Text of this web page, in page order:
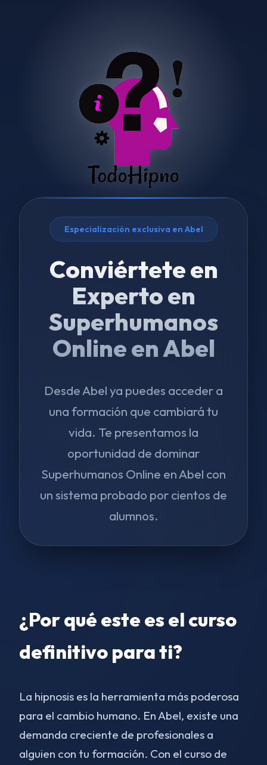
Especialización exclusiva en Abel
Conviértete en
Experto en
Superhumanos
Online en Abel
Desde Abel ya puedes acceder a
una formación que cambiará tu
vida. Te presentamos la
oportunidad de dominar
Superhumanos Online en Abel con
un sistema probado por cientos de
alumnos.
¿Por qué este es el curso
definitivo para ti?
La hipnosis es la herramienta más poderosa
para el cambio humano. En Abel, existe una
demanda creciente de profesionales a
alguien con tu formación. Con el curso de